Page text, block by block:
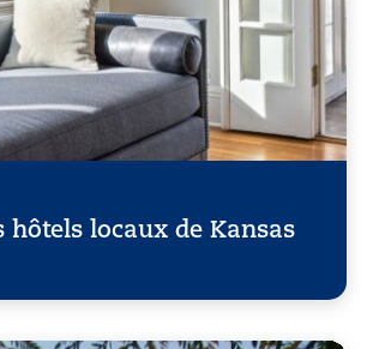
hôtels locaux de Kansas